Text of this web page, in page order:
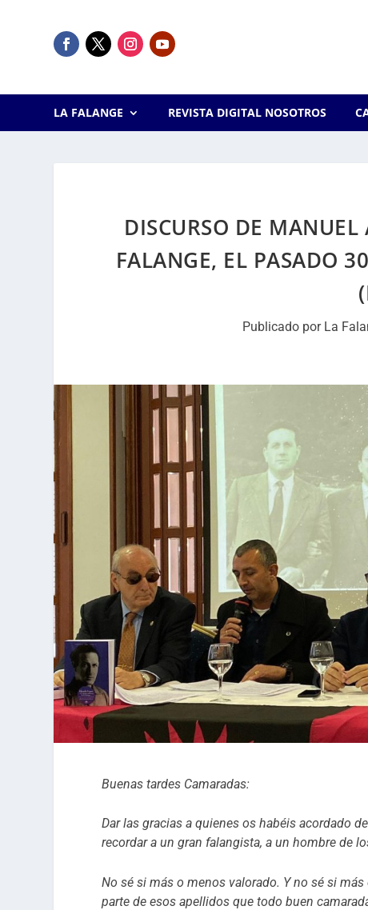
LA FALANGE REVISTA DIGITAL NOSOTROS
DISCURSO DE
FALANGE, EL PASADO
Publicado por La
Buenas tardes Camaradas:
Dar las gracias a quienes os habéis acordado
recordar a un gran falangista, a un hombre de
No sé si más o menos valorado. Y no sé si
parte de esos apellidos que todo buen